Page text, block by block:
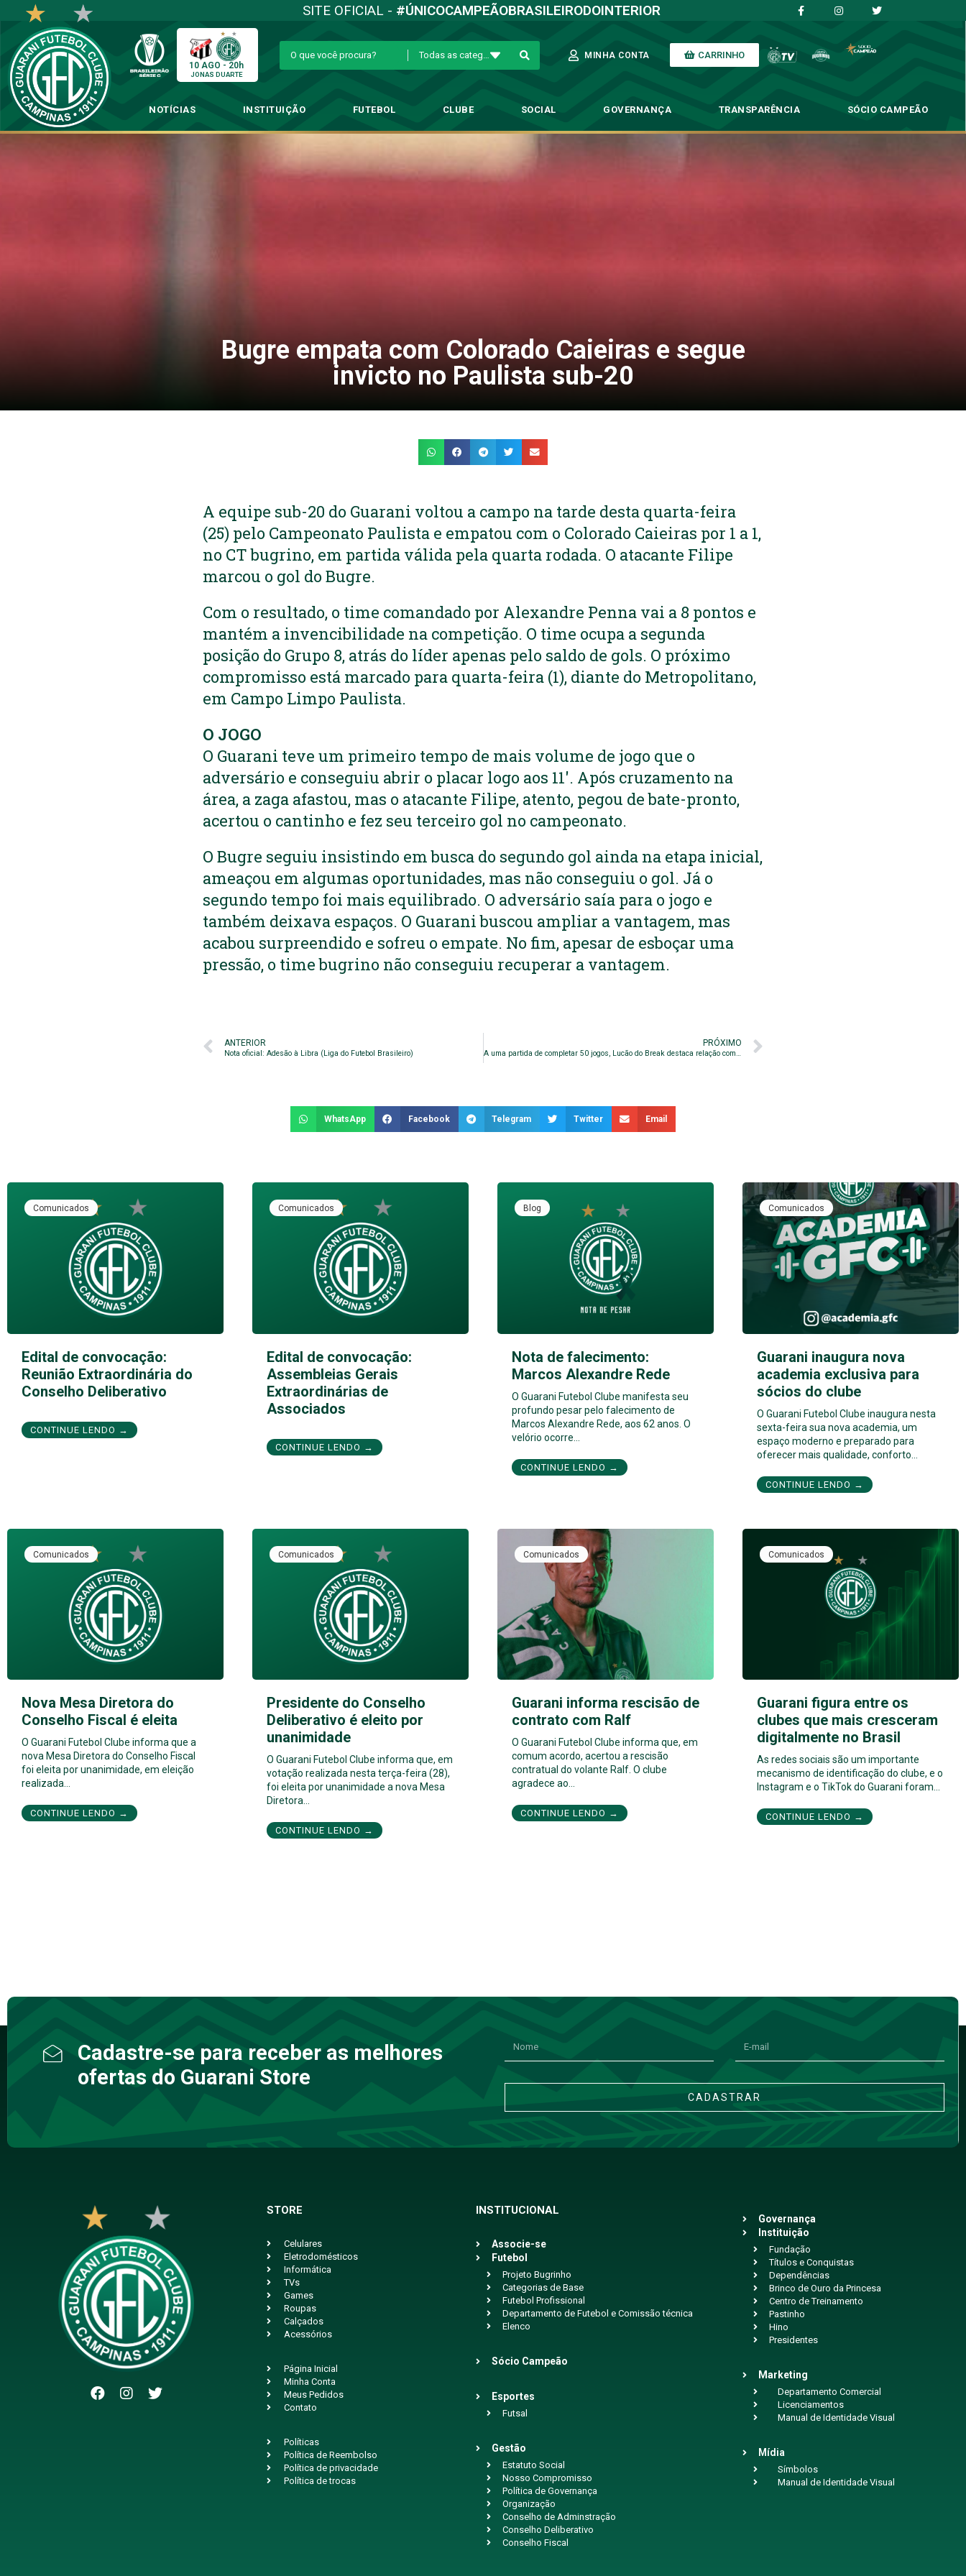
SITE OFICIAL - #ÚNICOCAMPEÃOBRASILEIRODOINTERIOR
10 AGO - 20h
JONAS DUARTE
MINHA CONTA CARRINHO
NOTÍCIAS INSTITUIÇÃO FUTEBOL CLUBE SOCIAL GOVERNANÇA TRANSPARÊNCIA SÓCIO CAMPEÃO
Bugre empata com Colorado Caieiras e segue invicto no Paulista sub-20
Bugre empata com Colorado Caieiras e segue
invicto no Paulista sub-20
A equipe sub-20 do Guarani voltou a campo na tarde desta quarta-feira
(25) pelo Campeonato Paulista e empatou com o Colorado Caieiras por 1 a 1,
no CT bugrino, em partida válida pela quarta rodada. O atacante Filipe
marcou o gol do Bugre.
Com o resultado, o time comandado por Alexandre Penna vai a 8 pontos e
mantém a invencibilidade na competição. O time ocupa a segunda
posição do Grupo 8, atrás do líder apenas pelo saldo de gols. O próximo
compromisso está marcado para quarta-feira (1), diante do Metropolitano,
em Campo Limpo Paulista.
O JOGO
O Guarani teve um primeiro tempo de mais volume de jogo que o
adversário e conseguiu abrir o placar logo aos 11′. Após cruzamento na
área, a zaga afastou, mas o atacante Filipe, atento, pegou de bate-pronto,
acertou o cantinho e fez seu terceiro gol no campeonato.
O Bugre seguiu insistindo em busca do segundo gol ainda na etapa inicial,
ameaçou em algumas oportunidades, mas não conseguiu o gol. Já o
segundo tempo foi mais equilibrado. O adversário saía para o jogo e
também deixava espaços. O Guarani buscou ampliar a vantagem, mas
acabou surpreendido e sofreu o empate. No fim, apesar de esboçar uma
pressão, o time bugrino não conseguiu recuperar a vantagem.
ANTERIOR
Nota oficial: Adesão à Libra (Liga do Futebol Brasileiro)
PRÓXIMO
A uma partida de completar 50 jogos, Lucão do Break destaca relação com o Bugre
WhatsApp Facebook Telegram Twitter Email
Comunicados
Edital de convocação:
Reunião Extraordinária do
Conselho Deliberativo
CONTINUE LENDO →
Comunicados
Edital de convocação:
Assembleias Gerais
Extraordinárias de
Associados
CONTINUE LENDO →
Blog
Nota de falecimento:
Marcos Alexandre Rede
O Guarani Futebol Clube manifesta seu
profundo pesar pelo falecimento de
Marcos Alexandre Rede, aos 62 anos. O
velório ocorre…
CONTINUE LENDO →
Comunicados
Guarani inaugura nova
academia exclusiva para
sócios do clube
O Guarani Futebol Clube inaugura nesta
sexta-feira sua nova academia, um
espaço moderno e preparado para
oferecer mais qualidade, conforto…
CONTINUE LENDO →
Comunicados
Nova Mesa Diretora do
Conselho Fiscal é eleita
O Guarani Futebol Clube informa que a
nova Mesa Diretora do Conselho Fiscal
foi eleita por unanimidade, em eleição
realizada…
CONTINUE LENDO →
Comunicados
Presidente do Conselho
Deliberativo é eleito por
unanimidade
O Guarani Futebol Clube informa que, em
votação realizada nesta terça-feira (28),
foi eleita por unanimidade a nova Mesa
Diretora…
CONTINUE LENDO →
Comunicados
Guarani informa rescisão de
contrato com Ralf
O Guarani Futebol Clube informa que, em
comum acordo, acertou a rescisão
contratual do volante Ralf. O clube
agradece ao…
CONTINUE LENDO →
Comunicados
Guarani figura entre os
clubes que mais cresceram
digitalmente no Brasil
As redes sociais são um importante
mecanismo de identificação do clube, e o
Instagram e o TikTok do Guarani foram…
CONTINUE LENDO →
Cadastre-se para receber as melhores
ofertas do Guarani Store
CADASTRAR
STORE
Celulares
Eletrodomésticos
Informática
TVs
Games
Roupas
Calçados
Acessórios
Página Inicial
Minha Conta
Meus Pedidos
Contato
Políticas
Política de Reembolso
Política de privacidade
Política de trocas
INSTITUCIONAL
Associe-se
Futebol
Projeto Bugrinho
Categorias de Base
Futebol Profissional
Departamento de Futebol e Comissão técnica
Elenco
Sócio Campeão
Esportes
Futsal
Gestão
Estatuto Social
Nosso Compromisso
Política de Governança
Organização
Conselho de Adminstração
Conselho Deliberativo
Conselho Fiscal
Governança
Instituição
Fundação
Títulos e Conquistas
Dependências
Brinco de Ouro da Princesa
Centro de Treinamento
Pastinho
Hino
Presidentes
Marketing
Departamento Comercial
Licenciamentos
Manual de Identidade Visual
Mídia
Símbolos
Manual de Identidade Visual